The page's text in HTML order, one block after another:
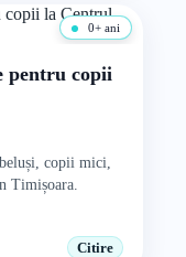
0+ ani
pentru copii
copii mici,
Timișoara.
Citire